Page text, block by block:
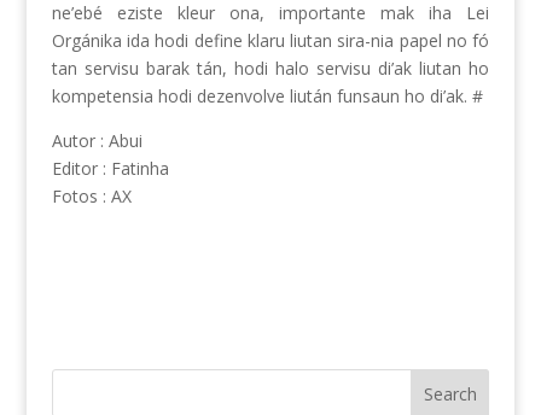
ne’ebé eziste kleur ona, importante mak iha Lei
Orgánika ida hodi define klaru liutan sira-nia papel no fó
tan servisu barak tán, hodi halo servisu di’ak liutan ho
kompetensia hodi dezenvolve liután funsaun ho di’ak. #
Autor : Abui
Editor : Fatinha
Fotos : AX
Search